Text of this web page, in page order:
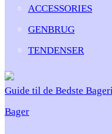
ACCESSORIES
GENBRUG
TENDENSER
Guide til de Bedste
Bager